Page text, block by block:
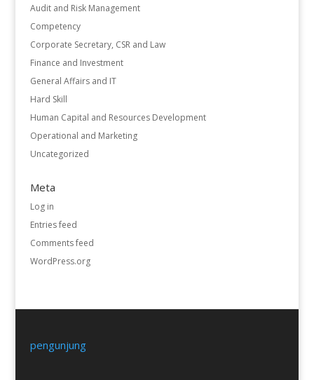
Audit and Risk Management
Competency
Corporate Secretary, CSR and Law
Finance and Investment
General Affairs and IT
Hard Skill
Human Capital and Resources Development
Operational and Marketing
Uncategorized
Meta
Log in
Entries feed
Comments feed
WordPress.org
pengunjung